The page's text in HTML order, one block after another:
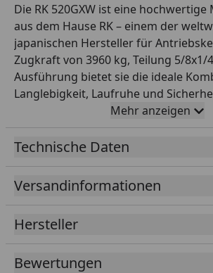
Die RK 520GXW ist eine
aus dem Hause RK – einem der
japanischen Hersteller für
Zugkraft von 3960 kg, Teilung 5/8x1/
Ausführung bietet sie die ideale
Langlebigkeit, Laufruhe und
Einsatzbereich Sport und Straße bis
Ring-Dichtung sorgt für eine
und hohe Laufruhe – auch unter
mit einem Hohlnietschloss als
ausgestattet. Farbe: gelb,grau. RK
für Werkstattprofis und
Motorradfahrer, die auf
bei der Antriebskette setzen.
Mehr anzeigen
Technische Daten
Versandinformationen
Hersteller
Bewertungen